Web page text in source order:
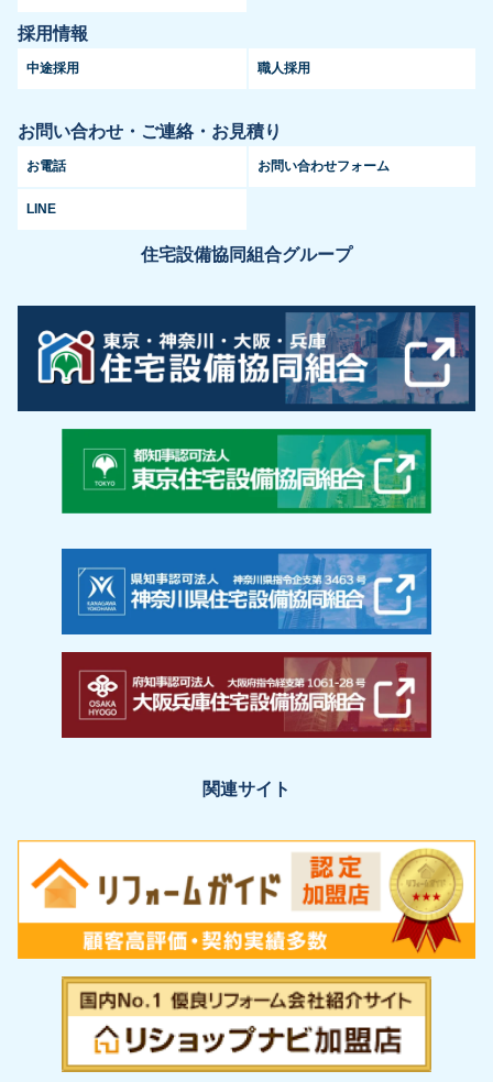
採用情報
中途採用 職人採用
お問い合わせ・ご連絡・お見積り
お電話 お問い合わせフォーム
LINE
住宅設備協同組合グループ
関連サイト